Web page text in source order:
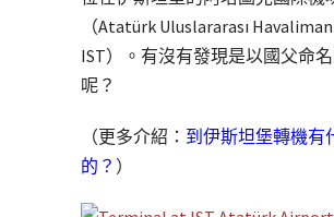
（Atatürk Uluslararası
IST）。有沒有發現是以國父命
呢？
（更多介紹： 到伊斯坦堡轉機有
的？ ）